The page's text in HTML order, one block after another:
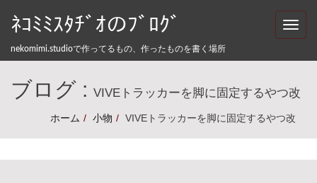
Toggle
ﾈｺﾐﾐｽﾀﾁﾞｵのﾌﾞﾛｸﾞ
nekomimi.studioで作ってるもの、作ったものを書く場所
ブログ : VIVEトラッカーを脚に固定するやつ改
ホーム 小物 VIVEトラッカーを脚に固定するやつ改